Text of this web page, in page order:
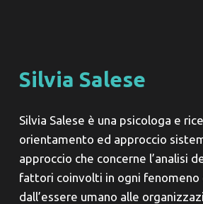
Silvia Salese
Silvia Salese è una psicologa e
orientamento ed approccio
approccio che concerne l’analisi
fattori coinvolti in ogni fenomeno
dall’essere umano alle